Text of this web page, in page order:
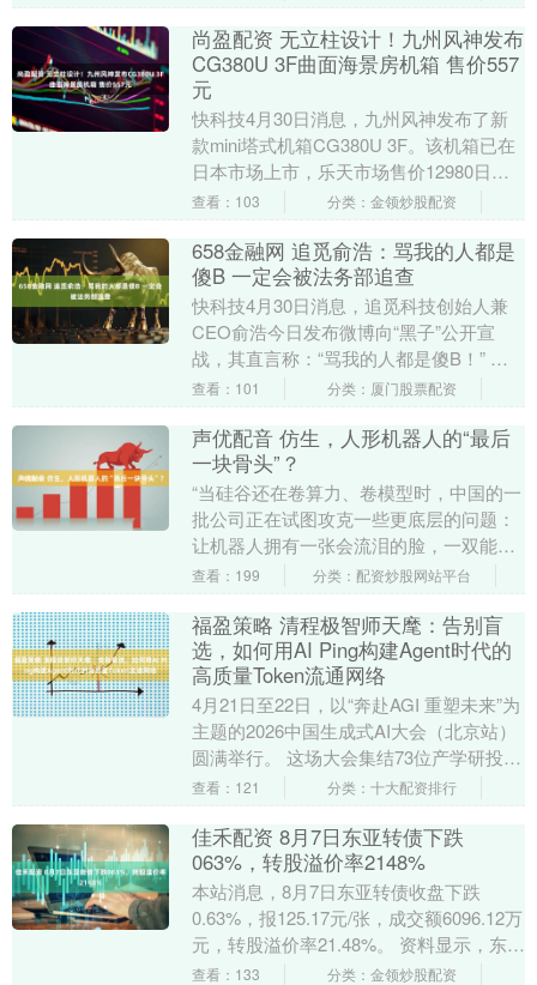
尚盈配资 无立柱设计！九州风神发布
CG380U 3F曲面海景房机箱 售价557
元
快科技4月30日消息，九州风神发布了新
款mini塔式机箱CG380U 3F。该机箱已在
日本市场上市，乐天市场售价12980日
元，约合人民币557元。 CG380....
查看：103 分类：金领炒股配资
658金融网 追觅俞浩：骂我的人都是
傻B 一定会被法务部追查
快科技4月30日消息，追觅科技创始人兼
CEO俞浩今日发布微博向“黑子”公开宣
战，其直言称：“骂我的人都是傻B！” 随
后给出了解释：“一个比你牛的人，而不是
查看：101 分类：厦门股票配资
声优配音 仿生，人形机器人的“最后
一块骨头”？
“当硅谷还在卷算力、卷模型时，中国的一
批公司正在试图攻克一些更底层的问题：
让机器人拥有一张会流泪的脸，一双能感
知温度的“手”。 2026年人形机器人赛道是
查看：199 分类：配资炒股网站平台
福盈策略 清程极智师天麾：告别盲
选，如何用AI Ping构建Agent时代的
高质量Token流通网络
4月21日至22日，以“奔赴AGI 重塑未来”为
主题的2026中国生成式AI大会（北京站）
圆满举行。 这场大会集结73位产学研投嘉
宾，通过1场开幕式、3场专题论....
查看：121 分类：十大配资排行
佳禾配资 8月7日东亚转债下跌
063%，转股溢价率2148%
本站消息，8月7日东亚转债收盘下跌
0.63%，报125.17元/张，成交额6096.12万
元，转股溢价率21.48%。 资料显示，东亚
转债信用级别为“A+”，债....
查看：133 分类：金领炒股配资